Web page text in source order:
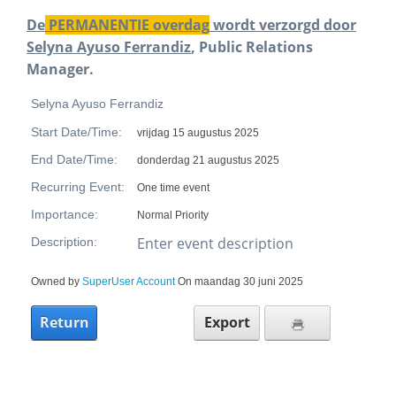
De PERMANENTIE overdagwordt verzorgd door
Selyna Ayuso Ferrandiz, Public Relations
Manager.
Selyna Ayuso Ferrandiz
Start Date/Time: vrijdag 15 augustus 2025
End Date/Time: donderdag 21 augustus 2025
Recurring Event: One time event
Importance: Normal Priority
Description: Enter event description
Owned by SuperUser AccountOn maandag 30 juni 2025
Return Export